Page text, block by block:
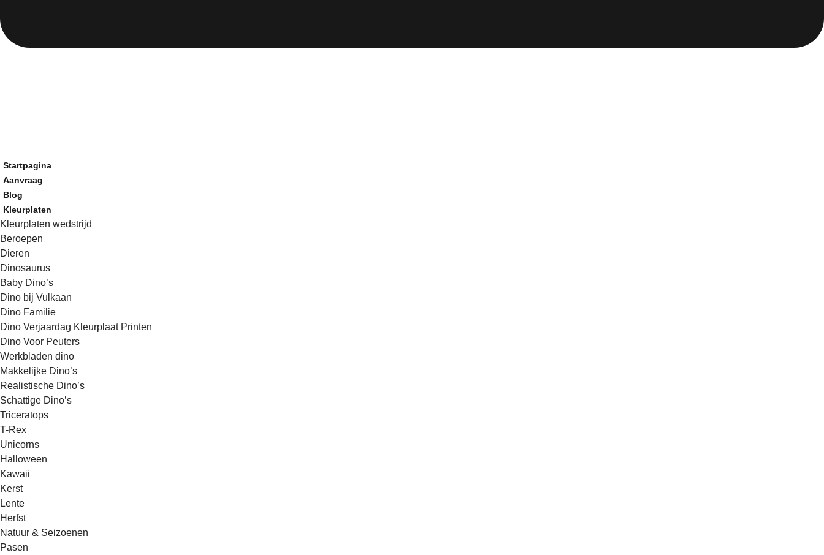
Startpagina
Aanvraag
Blog
Kleurplaten
Kleurplaten wedstrijd
Beroepen
Dieren
Dinosaurus
Baby Dino’s
Dino bij Vulkaan
Dino Familie
Dino Verjaardag Kleurplaat Printen
Dino Voor Peuters
Werkbladen dino
Makkelijke Dino’s
Realistische Dino’s
Schattige Dino’s
Triceratops
T-Rex
Unicorns
Halloween
Kawaii
Kerst
Lente
Herfst
Natuur & Seizoenen
Pasen